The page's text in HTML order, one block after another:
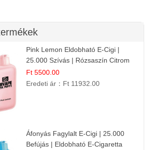
Pink Lemon Eldobható E-Cigi |
25.000 Szívás | Rózsaszín Citrom
Íz
Ft 5500.00
Eredeti ár： Ft 11932.00
Áfonyás Fagylalt E-Cigi | 25.000
Befújás | Eldobható E-Cigaretta